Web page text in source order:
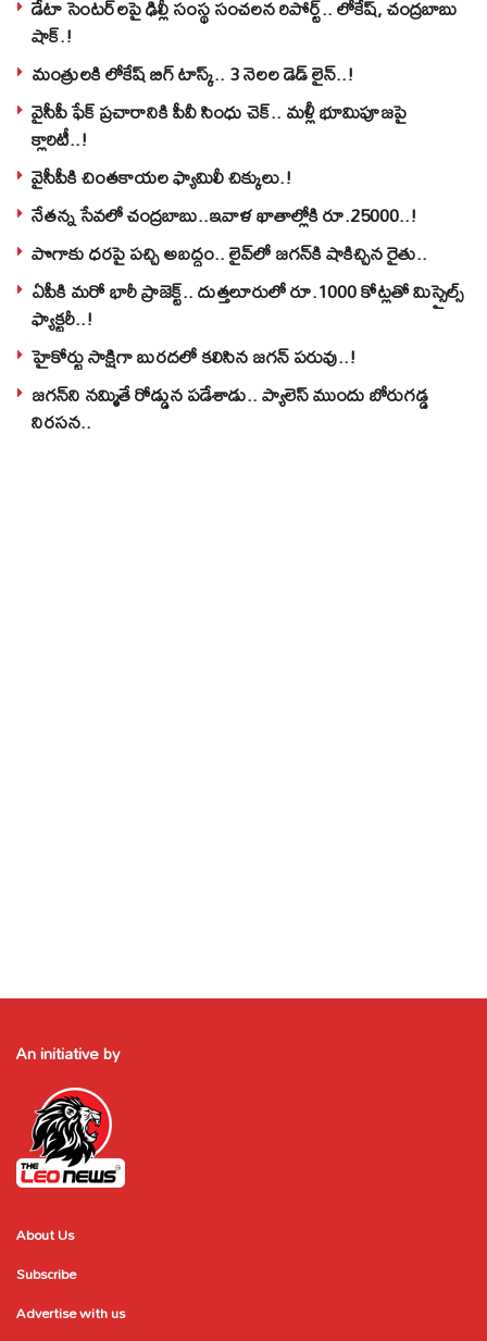
డేటా సెంటర్‌లపై ఢిల్లీ సంస్థ సంచలన రిపోర్ట్.. లోకేష్‌, చంద్రబాబు
షాక్‌.!
మంత్రులకి లోకేష్‌ బిగ్‌ టాస్క్‌.. 3 నెలల డెడ్‌ లైన్‌..!
వైసీపీ ఫేక్ ప్రచారానికి పీవీ సింధు చెక్.. మళ్లీ భూమిపూజపై
క్లారిటీ..!
వైసీపీకి చింతకాయల ఫ్యామిలీ చిక్కులు.!
నేతన్న సేవలో చంద్రబాబు..ఇవాళ ఖాతాల్లోకి రూ.25000..!
పొగాకు ధరపై పచ్చి అబద్దం.. లైవ్‌లో జగన్‌కి షాకిచ్చిన రైతు..
ఏపీకి మరో భారీ ప్రాజెక్ట్.. దుత్తలూరులో రూ.1000 కోట్లతో మిస్సైల్స్
ఫ్యాక్టరీ..!
హైకోర్టు సాక్షిగా బురదలో కలిసిన జగన్ పరువు..!
జగన్‌ని నమ్మితే రోడ్డున పడేశాడు.. ప్యాలెస్‌ ముందు బోరుగడ్డ
నిరసన..
An initiative by
About Us
Subscribe
Advertise with us